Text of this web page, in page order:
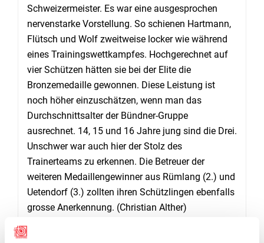
Schweizermeister. Es war eine ausgesprochen
nervenstarke Vorstellung. So schienen Hartmann,
Flütsch und Wolf zweitweise locker wie während
eines Trainingswettkampfes. Hochgerechnet auf
vier Schützen hätten sie bei der Elite die
Bronzemedaille gewonnen. Diese Leistung ist
noch höher einzuschätzen, wenn man das
Durchschnittsalter der Bündner-Gruppe
ausrechnet. 14, 15 und 16 Jahre jung sind die Drei.
Unschwer war auch hier der Stolz des
Trainerteams zu erkennen. Die Betreuer der
weiteren Medaillengewinner aus Rümlang (2.) und
Uetendorf (3.) zollten ihren Schützlingen ebenfalls
grosse Anerkennung. (Christian Alther)